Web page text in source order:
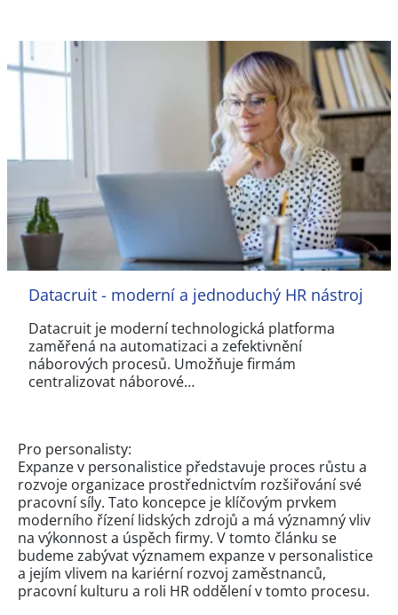
Datacruit - moderní a jednoduchý HR nástroj
Datacruit je moderní technologická platforma
zaměřená na automatizaci a zefektivnění
náborových procesů. Umožňuje firmám
centralizovat náborové…
Pro personalisty:
Expanze v personalistice představuje proces růstu a
rozvoje organizace prostřednictvím rozšiřování své
pracovní síly. Tato koncepce je klíčovým prvkem
moderního řízení lidských zdrojů a má významný vliv
na výkonnost a úspěch firmy. V tomto článku se
budeme zabývat významem expanze v personalistice
a jejím vlivem na kariérní rozvoj zaměstnanců,
pracovní kulturu a roli HR oddělení v tomto procesu.